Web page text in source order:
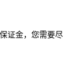
证金，您需要尽